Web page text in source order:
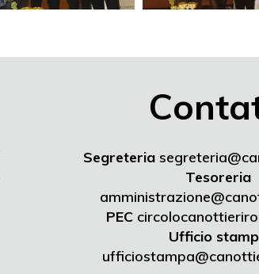
Segreteria
Tesoreria
PEC
Ufficio